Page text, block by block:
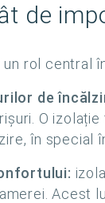
de
rol central
de
O
în special
Acest